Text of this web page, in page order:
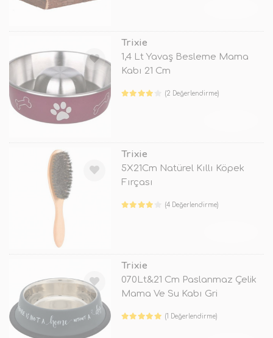
Trixie
1,4 Lt Yavaş Besleme Mama
Kabı 21 Cm
(2 Değerlendirme)
Trixie
5X21Cm Natürel Kıllı Köpek
Fırçası
(4 Değerlendirme)
Trixie
070Lt&21 Cm Paslanmaz Çelik
Mama Ve Su Kabı Gri
(1 Değerlendirme)